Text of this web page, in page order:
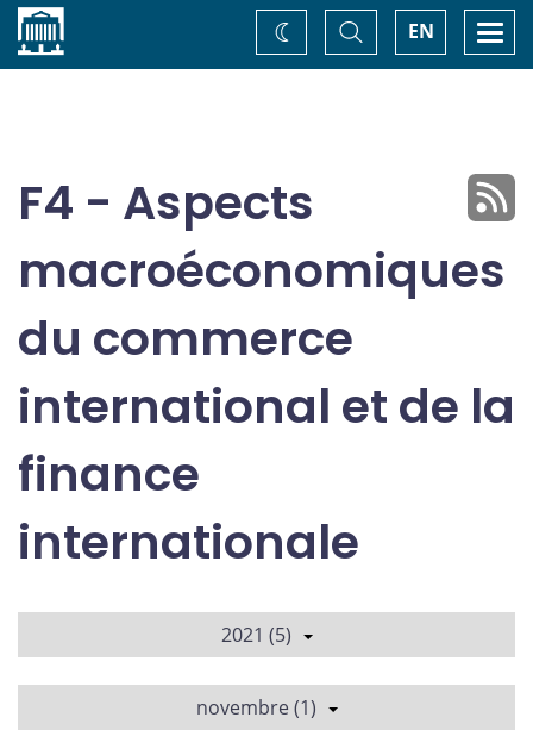
Accueil EN
Basculer
la
recherche
Changez
de
F4 - Aspects
macroéconomiques
du commerce
international et de la
finance
internationale
2021 (5)
novembre (1)